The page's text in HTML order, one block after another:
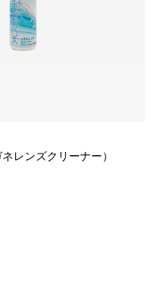
レンズクリーナー）